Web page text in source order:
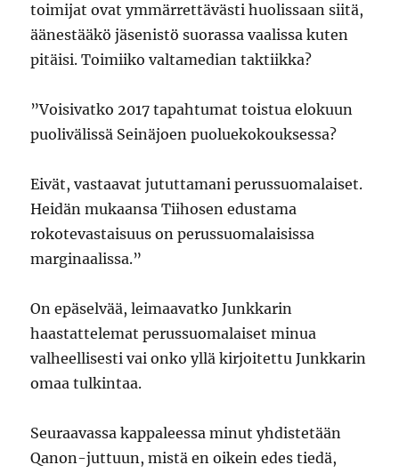
toimijat ovat ymmärrettävästi huolissaan siitä,
äänestääkö jäsenistö suorassa vaalissa kuten
pitäisi. Toimiiko valtamedian taktiikka?
”Voisivatko 2017 tapahtumat toistua elokuun
puolivälissä Seinäjoen puoluekokouksessa?
Eivät, vastaavat jututtamani perussuomalaiset.
Heidän mukaansa Tiihosen edustama
rokotevastaisuus on perussuomalaisissa
marginaalissa.”
On epäselvää, leimaavatko Junkkarin
haastattelemat perussuomalaiset minua
valheellisesti vai onko yllä kirjoitettu Junkkarin
omaa tulkintaa.
Seuraavassa kappaleessa minut yhdistetään
Qanon-juttuun, mistä en oikein edes tiedä,